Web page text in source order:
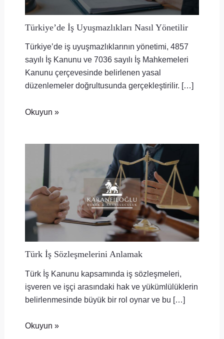
Türkiye’de İş Uyuşmazlıkları Nasıl Yönetilir
Türkiye’de iş uyuşmazlıklarının yönetimi, 4857
sayılı İş Kanunu ve 7036 sayılı İş Mahkemeleri
Kanunu çerçevesinde belirlenen yasal
düzenlemeler doğrultusunda gerçekleştirilir. […]
Okuyun »
Türk İş Sözleşmelerini Anlamak
Türk İş Kanunu kapsamında iş sözleşmeleri,
işveren ve işçi arasındaki hak ve yükümlülüklerin
belirlenmesinde büyük bir rol oynar ve bu […]
Okuyun »